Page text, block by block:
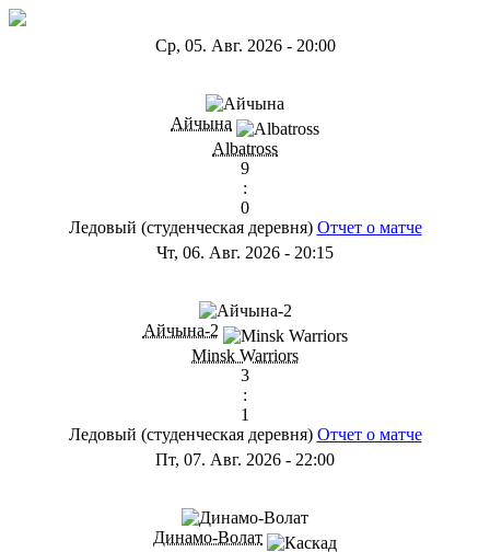
Ср, 05. Авг. 2026- 20:00
Айчына
Albatross
9
:
0
Ледовый (студенческая деревня) Отчет о матче
Чт, 06. Авг. 2026 - 20:15
Айчына-2
Minsk Warriors
3
:
1
Ледовый (студенческая деревня) Отчет о матче
Пт, 07. Авг. 2026 - 22:00
Динамо-Волат